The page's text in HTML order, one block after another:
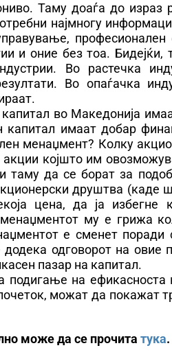
Таму доаѓа до израз
најмногу
и оние без тоа.
Во растечка
Во опаѓачка
во Македонија
имаат добар
менаџмент? Колку
којшто им
таму да се борат за
друштва (каде
цена, да ја избегне
му е грижа
е сменет поради
одговорот на
пазар на капитал.
на ефикасноста
можат да покажат
може да се прочита тука.